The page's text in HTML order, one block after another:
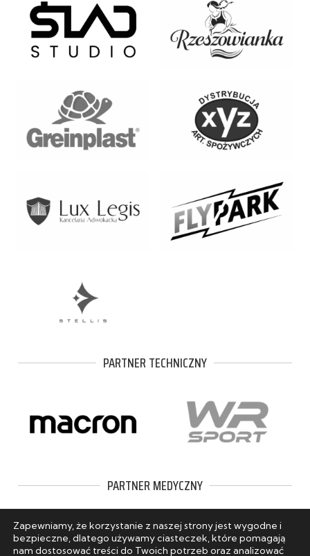
PARTNER TECHNICZNY
PARTNER MEDYCZNY
Zapewniamy, że korzystanie z naszej strony jest wygodne i
bezpieczne, dlatego używamy ciasteczek, które pomagają
nam dostosować treści do Twoich potrzeb oraz analizować